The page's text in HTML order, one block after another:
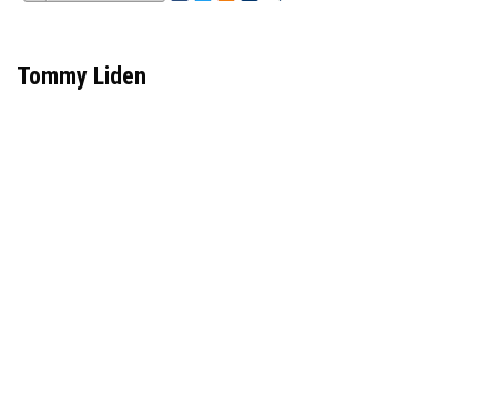
Tommy Liden